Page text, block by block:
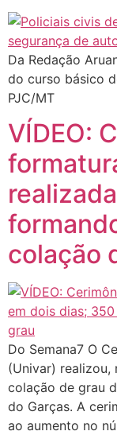
Da Redação
do curso básico
PJC/MT
VÍDEO:
colação
Do Semana7 O
(Univar)
colação de grau
do Garças. A
ao aumento no